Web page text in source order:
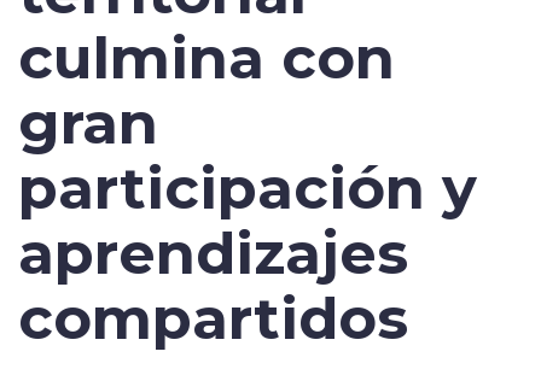
culmina con
gran
participación y
aprendizajes
compartidos